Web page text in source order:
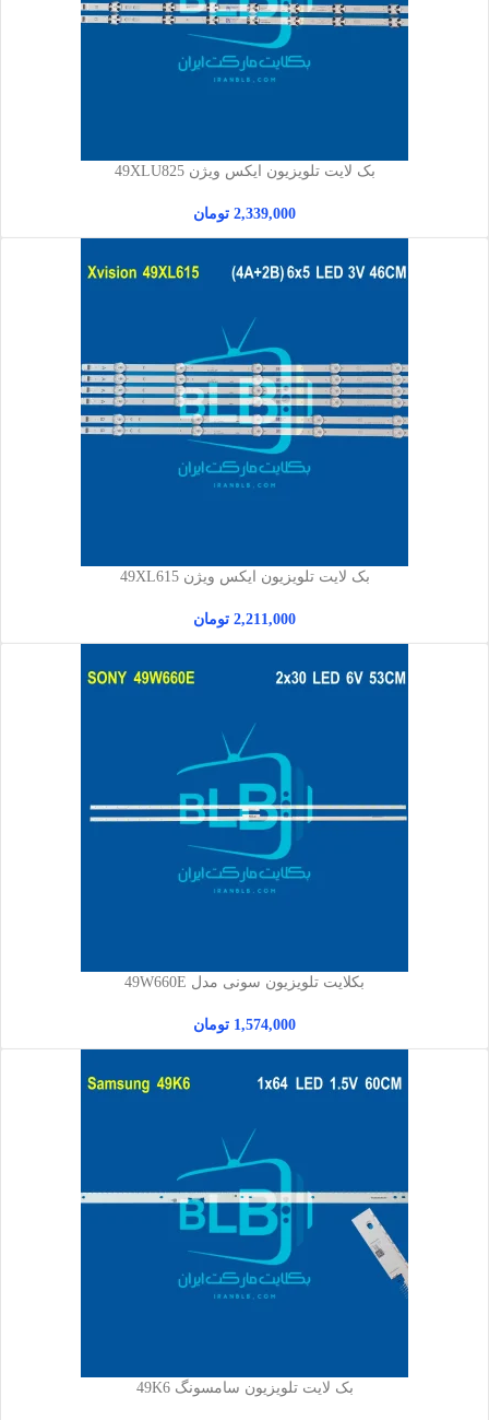
بک لایت تلویزیون ایکس ویژن 49XLU825
2,339,000 تومان
بک لایت تلویزیون ایکس ویژن 49XL615
2,211,000 تومان
بکلایت تلویزیون سونی مدل 49W660E
1,574,000 تومان
بک لایت تلویزیون سامسونگ 49K6